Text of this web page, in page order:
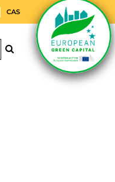
CAS